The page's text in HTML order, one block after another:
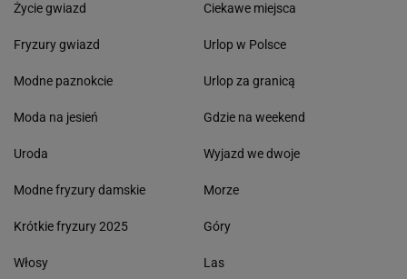
Życie gwiazd
Fryzury gwiazd
Modne paznokcie
Moda na jesień
Uroda
Modne fryzury damskie
Krótkie fryzury 2025
Włosy
Ciekawe miejsca
Urlop w Polsce
Urlop za granicą
Gdzie na weekend
Wyjazd we dwoje
Morze
Góry
Las